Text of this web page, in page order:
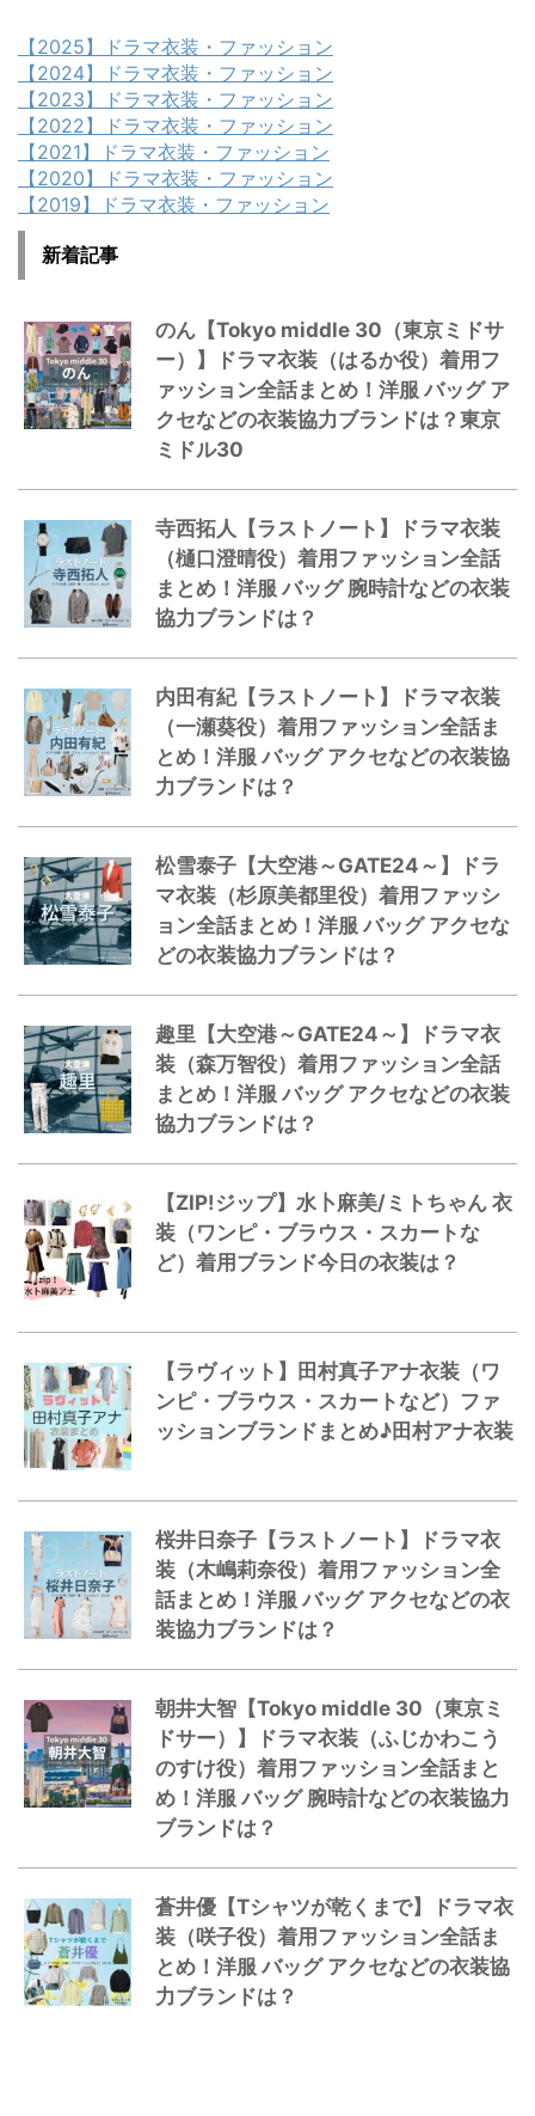
【2025】ドラマ衣装・ファッション
【2024】ドラマ衣装・ファッション
【2023】ドラマ衣装・ファッション
【2022】ドラマ衣装・ファッション
【2021】ドラマ衣装・ファッション
【2020】ドラマ衣装・ファッション
【2019】ドラマ衣装・ファッション
新着記事
のん【Tokyo middle 30（東京ミドサ
ー）】ドラマ衣装（はるか役）着用フ
ァッション全話まとめ！洋服 バッグ ア
クセなどの衣装協力ブランドは？東京
ミドル30
寺西拓人【ラストノート】ドラマ衣装
（樋口澄晴役）着用ファッション全話
まとめ！洋服 バッグ 腕時計などの衣装
協力ブランドは？
内田有紀【ラストノート】ドラマ衣装
（一瀬葵役）着用ファッション全話ま
とめ！洋服 バッグ アクセなどの衣装協
力ブランドは？
松雪泰子【大空港～GATE24～】ドラ
マ衣装（杉原美都里役）着用ファッシ
ョン全話まとめ！洋服 バッグ アクセな
どの衣装協力ブランドは？
趣里【大空港～GATE24～】ドラマ衣
装（森万智役）着用ファッション全話
まとめ！洋服 バッグ アクセなどの衣装
協力ブランドは？
【ZIP!ジップ】水卜麻美/ミトちゃん 衣
装（ワンピ・ブラウス・スカートな
ど）着用ブランド今日の衣装は？
【ラヴィット】田村真子アナ衣装（ワ
ンピ・ブラウス・スカートなど）ファ
ッションブランドまとめ♪田村アナ衣装
桜井日奈子【ラストノート】ドラマ衣
装（木嶋莉奈役）着用ファッション全
話まとめ！洋服 バッグ アクセなどの衣
装協力ブランドは？
朝井大智【Tokyo middle 30（東京ミ
ドサー）】ドラマ衣装（ふじかわこう
のすけ役）着用ファッション全話まと
め！洋服 バッグ 腕時計などの衣装協力
ブランドは？
蒼井優【Tシャツが乾くまで】ドラマ衣
装（咲子役）着用ファッション全話ま
とめ！洋服 バッグ アクセなどの衣装協
力ブランドは？